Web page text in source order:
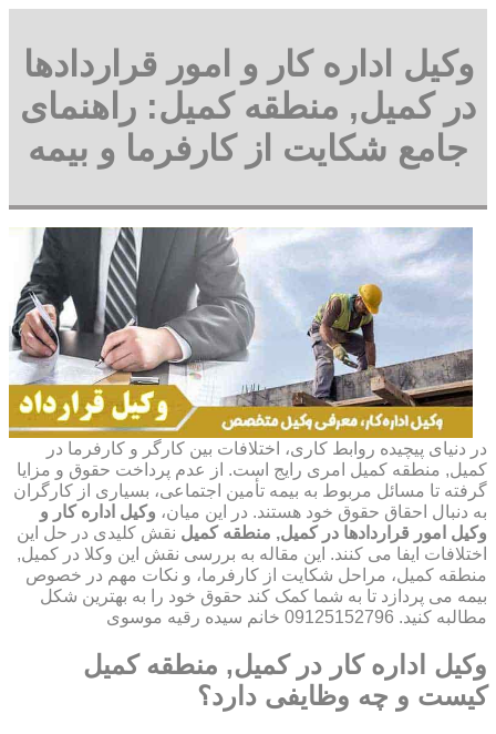
وکیل اداره کار و امور قراردادها
در کمیل, منطقه کمیل: راهنمای
جامع شکایت از کارفرما و بیمه
در دنیای پیچیده روابط کاری، اختلافات بین کارگر و کارفرما در
کمیل, منطقه کمیل امری رایج است. از عدم پرداخت حقوق و مزایا
گرفته تا مسائل مربوط به بیمه تأمین اجتماعی، بسیاری از کارگران
به دنبال احقاق حقوق خود هستند. در این میان، وکیل اداره کار و
وکیل امور قراردادها در کمیل, منطقه کمیل نقش کلیدی در حل این
اختلافات ایفا می کنند. این مقاله به بررسی نقش این وکلا در کمیل,
منطقه کمیل، مراحل شکایت از کارفرما، و نکات مهم در خصوص
بیمه می پردازد تا به شما کمک کند حقوق خود را به بهترین شکل
مطالبه کنید. 09125152796 خانم سیده رقیه موسوی
وکیل اداره کار در کمیل, منطقه کمیل
کیست و چه وظایفی دارد؟